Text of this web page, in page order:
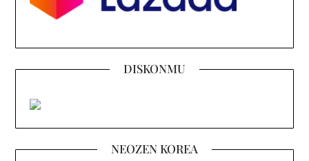
DISKONMU
NEOZEN KOREA